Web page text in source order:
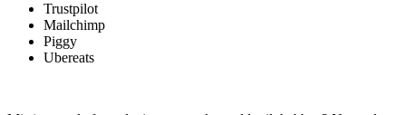
Trustpilot
Mailchimp
Piggy
Ubereats